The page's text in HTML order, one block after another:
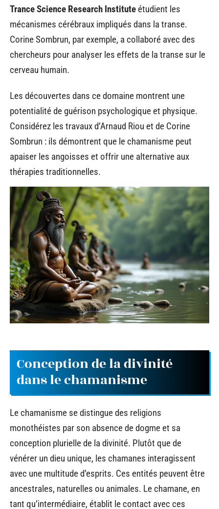
Trance Science Research Institute étudient les
mécanismes cérébraux impliqués dans la transe.
Corine Sombrun, par exemple, a collaboré avec des
chercheurs pour analyser les effets de la transe sur le
cerveau humain.
Les découvertes dans ce domaine montrent une
potentialité de guérison psychologique et physique.
Considérez les travaux d’Arnaud Riou et de Corine
Sombrun : ils démontrent que le chamanisme peut
apaiser les angoisses et offrir une alternative aux
thérapies traditionnelles.
Conception de la divinité
dans le chamanisme
Le chamanisme se distingue des religions
monothéistes par son absence de dogme et sa
conception plurielle de la divinité. Plutôt que de
vénérer un dieu unique, les chamanes interagissent
avec une multitude d’esprits. Ces entités peuvent être
ancestrales, naturelles ou animales. Le chamane, en
tant qu’intermédiaire, établit le contact avec ces